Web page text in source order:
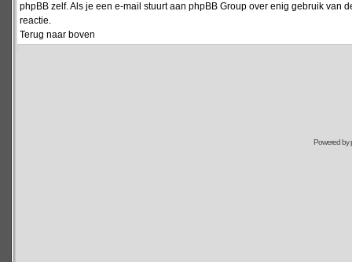
phpBB zelf. Als je een e-mail stuurt aan phpBB Group over enig gebruik
reactie.
Terug naar boven
Powered by